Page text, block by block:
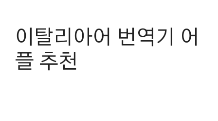
이탈리아어 번역기 어
플 추천